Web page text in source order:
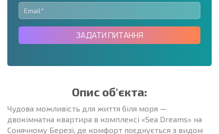
ЗАДАТИ ПИТАННЯ
Опис об'єкта:
Чудова можливість для життя біля моря —
двокімнатна квартира в комплексі «Sea Dreams» на
Сонячному Березі, де комфорт поєднується з видом